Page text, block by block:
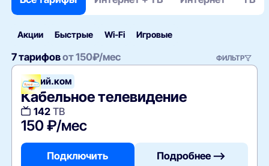
Акции Быстрые Wi‑Fi Игровые
7 тарифовот150₽/мес ФИЛЬТР
Яркий.ком
Кабельное телевидение
142ТВ
150 ₽/мес
Подключить Подробнее —>